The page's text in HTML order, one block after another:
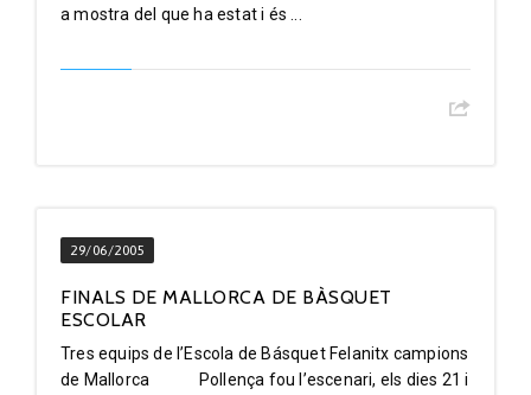
a mostra del que ha estat i és ...
29/06/2005
FINALS DE MALLORCA DE BÀSQUET
ESCOLAR
Tres equips de l’Escola de Básquet Felanitx campions
de Mallorca Pollença fou l’escenari, els dies 21 i